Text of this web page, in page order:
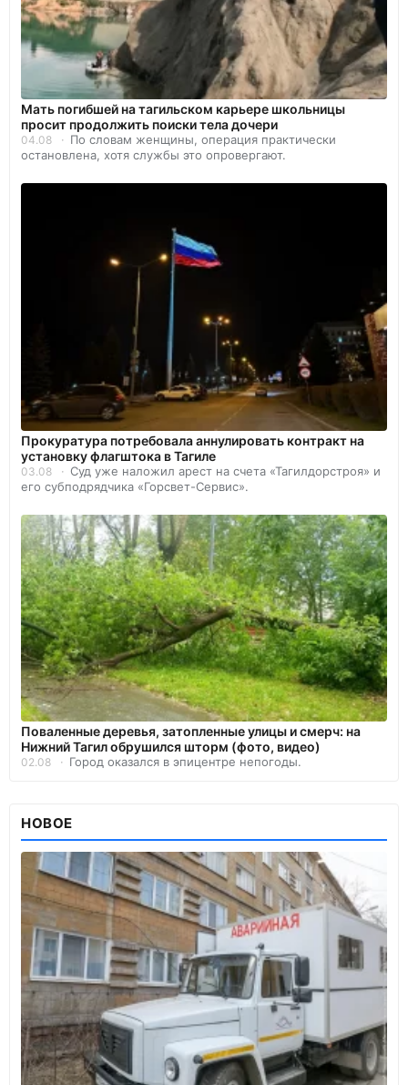
Мать погибшей на тагильском карьере школьницы
просит продолжить поиски тела дочери
04.08
По словам женщины, операция практически
остановлена, хотя службы это опровергают.
Прокуратура потребовала аннулировать контракт на
установку флагштока в Тагиле
03.08
Суд уже наложил арест на счета «Тагилдорстроя» и
его субподрядчика «Горсвет-Сервис».
Поваленные деревья, затопленные улицы и смерч: на
Нижний Тагил обрушился шторм (фото, видео)
02.08 Город оказался в эпицентре непогоды.
НОВОЕ